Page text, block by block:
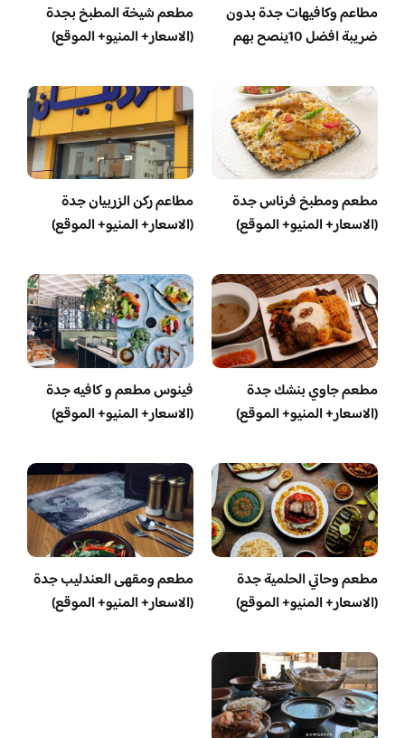
مطاعم وكافيهات جدة بدون
ضريبة افضل 10ينصح بهم
مطعم شيخة المطبخ بجدة
(الاسعار+ المنيو+ الموقع)
مطعم ومطبخ فرناس جدة
(الاسعار+ المنيو+ الموقع)
مطاعم ركن الزربيان جدة
(الاسعار+ المنيو+ الموقع)
مطعم جاوي بنشك جدة
(الاسعار+ المنيو+ الموقع)
فينوس مطعم و كافيه جدة
(الاسعار+ المنيو+ الموقع)
مطعم وحاتي الحلمية جدة
(الاسعار+ المنيو+ الموقع)
مطعم ومقهى العندليب جدة
(الاسعار+ المنيو+ الموقع)